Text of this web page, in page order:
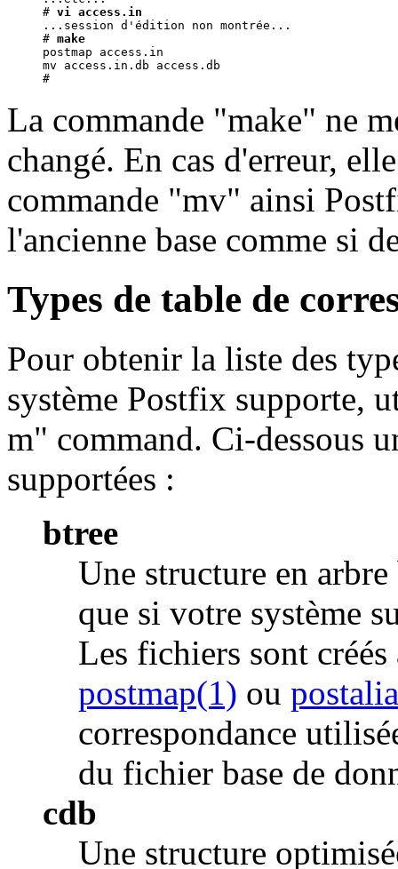
# vi access.in
...session d'édition non montrée...
# make
postmap access.in
mv access.in.db access.db
La commande "make" ne
changé. En cas d'erreur,
commande "mv" ainsi
l'ancienne base comme si
Types de table de
Pour obtenir la liste des
système Postfix supporte,
m" command. Ci-dessous
supportées :
btree
Une structure en
que si votre système
Les fichiers sont
postmap(1) ou
correspondance
du fichier base de
cdb
Une structure